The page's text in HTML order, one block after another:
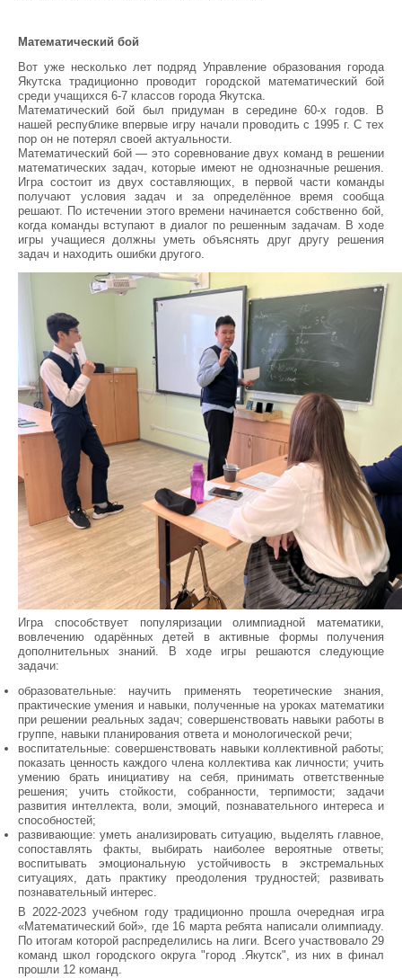
Математический бой
Вот уже несколько лет подряд Управление образования города
Якутска традиционно проводит городской математический бой
среди учащихся 6-7 классов города Якутска.
Математический бой был придуман в середине 60-х годов. В
нашей республике впервые игру начали проводить с 1995 г. С тех
пор он не потерял своей актуальности.
Математический бой — это соревнование двух команд в решении
математических задач, которые имеют не однозначные решения.
Игра состоит из двух составляющих, в первой части команды
получают условия задач и за определённое время сообща
решают. По истечении этого времени начинается собственно бой,
когда команды вступают в диалог по решенным задачам. В ходе
игры учащиеся должны уметь объяснять друг другу решения
задач и находить ошибки другого.
Игра способствует популяризации олимпиадной математики,
вовлечению одарённых детей в активные формы получения
дополнительных знаний. В ходе игры решаются следующие
задачи:
образовательные: научить применять теоретические знания,
практические умения и навыки, полученные на уроках математики
при решении реальных задач; совершенствовать навыки работы в
группе, навыки планирования ответа и монологической речи;
воспитательные: совершенствовать навыки коллективной работы;
показать ценность каждого члена коллектива как личности; учить
умению брать инициативу на себя, принимать ответственные
решения; учить стойкости, собранности, терпимости; задачи
развития интеллекта, воли, эмоций, познавательного интереса и
способностей;
развивающие: уметь анализировать ситуацию, выделять главное,
сопоставлять факты, выбирать наиболее вероятные ответы;
воспитывать эмоциональную устойчивость в экстремальных
ситуациях, дать практику преодоления трудностей; развивать
познавательный интерес.
В 2022-2023 учебном году традиционно прошла очередная игра
«Математический бой», где 16 марта ребята написали олимпиаду.
По итогам которой распределились на лиги. Всего участвовало 29
команд школ городского округа "город .Якутск", из них в финал
прошли 12 команд.